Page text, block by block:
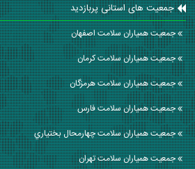
جمعیت های استانی پربازدید
جمعیت همیاران سلامت اصفهان
جمعیت همیاران سلامت كرمان
جمعیت همیاران سلامت هرمزگان
جمعیت همیاران سلامت فارس
جمعیت همیاران سلامت چهارمحال بختياري
جمعیت همیاران سلامت تهران